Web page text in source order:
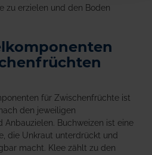
zu erzielen und den Boden
für Zwischenfrüchte ist
den jeweiligen
Buchweizen ist eine
die Unkraut unterdrückt und
macht. Klee zählt zu den